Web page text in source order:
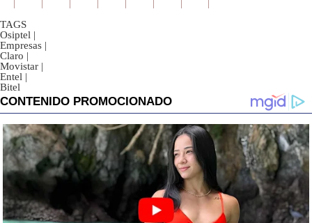
TAGS
Osiptel |
Empresas |
Claro |
Movistar |
Entel |
Bitel